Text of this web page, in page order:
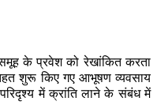
के प्रवेश को रेखांकित करता
शुरू किए गए आभूषण व्यवसाय
में क्रांति लाने के संबंध में